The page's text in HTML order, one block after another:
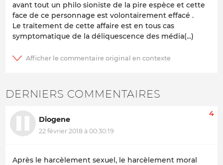
avant tout un philo sioniste de la pire espèce et cette
face de ce personnage est volontairement effacé .
Le traitement de cette affaire est en tous cas
symptomatique de la déliquescence des média(...)
DERNIERS COMMENTAIRES
Diogene
22 février 2018 à 00:30:19
4
Après le harcèlement sexuel, le harcèlement moral